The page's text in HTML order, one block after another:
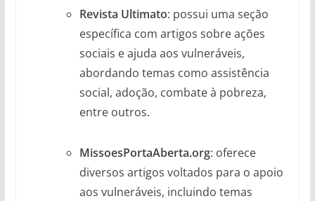
Revista Ultimato: possui uma seção
específica com artigos sobre ações
sociais e ajuda aos vulneráveis,
abordando temas como assistência
social, adoção, combate à pobreza,
entre outros.
MissoesPortaAberta.org: oferece
diversos artigos voltados para o apoio
aos vulneráveis, incluindo temas